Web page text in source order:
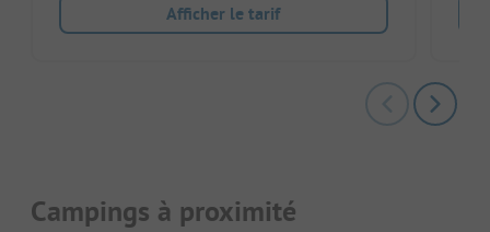
Afficher le tarif
Campings à proximité